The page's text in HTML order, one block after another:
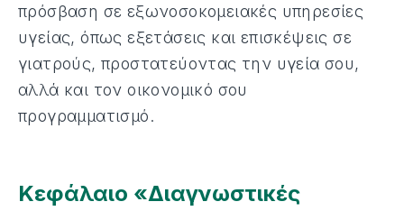
πρόσβαση σε εξωνοσοκομειακές υπηρεσίες
υγείας, όπως εξετάσεις και επισκέψεις σε
γιατρούς, προστατεύοντας την υγεία σου,
αλλά και τον οικονομικό σου
προγραμματισμό.
Κεφάλαιο «Διαγνωστικές